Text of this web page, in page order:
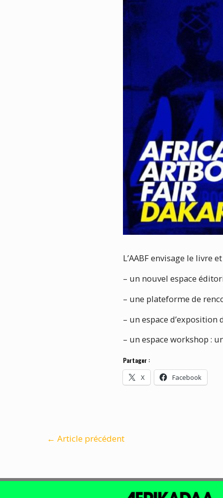
L’AABF envisage le livre
– un nouvel espace
– une plateforme de
– un espace
– un espace workshop :
Partager :
X Facebook
← Article précédent